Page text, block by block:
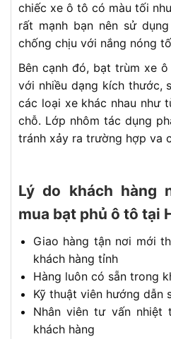
chiếc xe ô tô có màu tối
rất mạnh bạn nên sử
chống chịu với nắng nóng
Bên cạnh đó, bạt trùm xe
với nhiều dạng kích thước,
các loại xe khác nhau như
chỗ. Lớp nhôm tác dụng
tránh xảy ra trường hợp va
Lý do khách hàng
mua bạt phủ ô tô tại
Giao hàng tận nơi mới
khách hàng tỉnh
Hàng luôn có sẵn trong
Kỹ thuật viên hướng dẫn
Nhân viên tư vấn nhiệt
khách hàng